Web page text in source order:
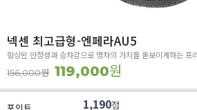
넥센 최고급형-엔페라AU5
향상된 안정성과 승차감으로 명차의 가치를 돋보이게하는 프
156,000원 119,000원
1,190점